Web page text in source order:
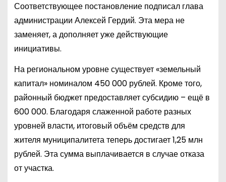
Соответствующее постановление подписал глава
администрации Алексей Гердий. Эта мера не
заменяет, а дополняет уже действующие
инициативы.
На региональном уровне существует «земельный
капитал» номиналом 450 000 рублей. Кроме того,
районный бюджет предоставляет субсидию – ещё в
600 000. Благодаря слаженной работе разных
уровней власти, итоговый объём средств для
жителя муниципалитета теперь достигает 1,25 млн
рублей. Эта сумма выплачивается в случае отказа
от участка.